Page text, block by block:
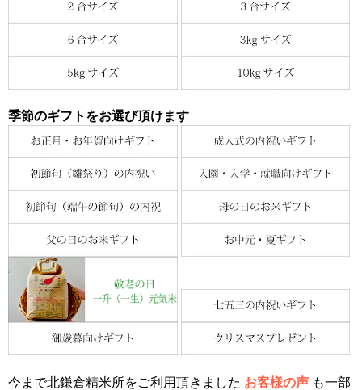
季節のギフトをお選び頂けます
今まで北鎌倉精米所をご利用頂きました お客様の声 も一部